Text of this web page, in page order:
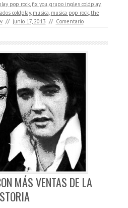
pop rock,fix you,grupo ingles coldplay,
coldplay, musica, musica pop rock,the
// junio 17, 2013 // Comentario
MÁS VENTAS DE LA